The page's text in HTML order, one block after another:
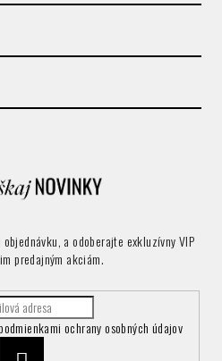
a odoberajte exkluzívny VIP
predajným akciám.
ochrany osobných údajov